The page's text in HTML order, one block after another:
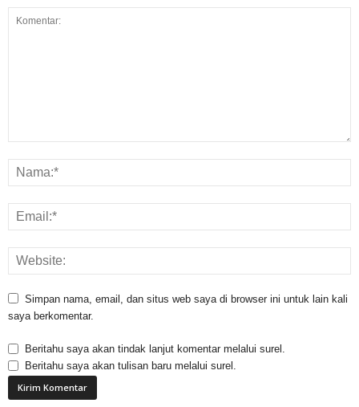
Simpan nama, email, dan situs web saya di browser ini untuk lain kali
saya berkomentar.
Beritahu saya akan tindak lanjut komentar melalui surel.
Beritahu saya akan tulisan baru melalui surel.